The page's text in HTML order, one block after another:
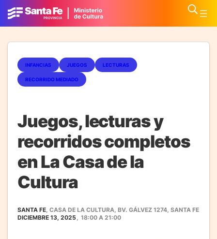
INFANCIAS JUEGOS LECTURAS
RECORRIDO MEDIADO
Juegos, lecturas y
recorridos completos
en La Casa de la
Cultura
SANTA FE , CASA DE LA CULTURA, BV. GÁLVEZ 1274, SANTA FE
DICIEMBRE 13, 2025
18:00 A 21:00